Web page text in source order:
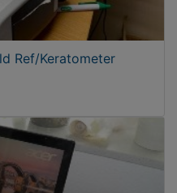
Ref/Keratometer